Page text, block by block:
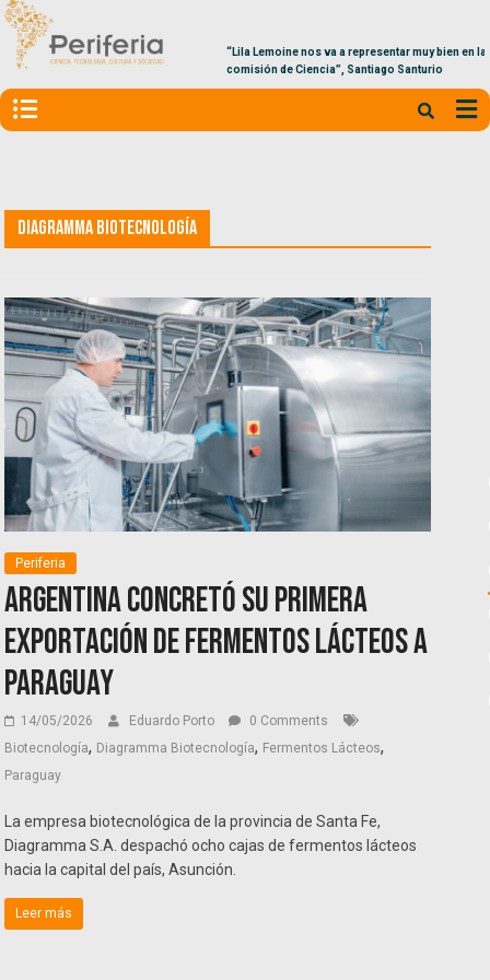
“Lila Lemoine nos va a representar muy bien en la
comisión de Ciencia”, Santiago Santurio
Diagramma Biotecnología
Periferia
Argentina concretó su primera
exportación de fermentos lácteos a
Paraguay
14/05/2026 Eduardo Porto
0 Comments
Biotecnología, Diagramma Biotecnología, Fermentos Lácteos,
Paraguay
La empresa biotecnológica de la provincia de Santa Fe,
Diagramma S.A. despachó ocho cajas de fermentos lácteos
hacia la capital del país, Asunción.
Leer más